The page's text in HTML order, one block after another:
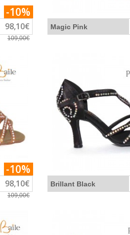
98,10€
109,00€
-10%
Magic Pink
98,10€
109,00€
-10%
Brillant Black